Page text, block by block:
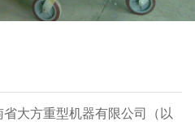
大方重型机器有限公司（以